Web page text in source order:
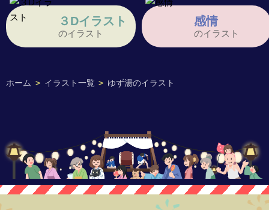
ホーム > イラスト一覧 > ゆず湯のイラスト
３Dイラスト
のイラスト
感情
のイラスト